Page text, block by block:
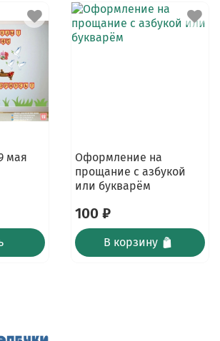
мая
Оформление на
прощание с азбукой
или букварём
100 ₽
В корзину